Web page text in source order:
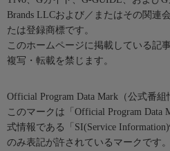
Brands LLCおよび／またはその関連
たは登録商標です。
このホームページに掲載している記
複写・転載を禁じます。
Official Program Data Mark（公式番組
このマークは「Official Program Data
式情報である「SI(Service
のみ表記が許されているマークです。